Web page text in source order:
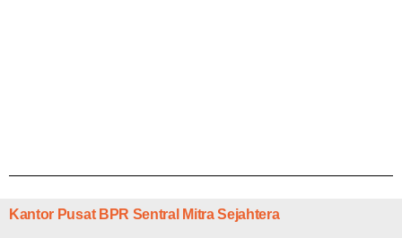
Kantor Pusat BPR Sentral Mitra Sejahtera